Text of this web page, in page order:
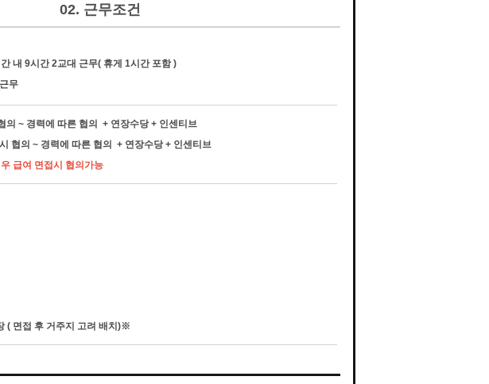
02. 근무조건
내 9시간 2교대 근무( 휴게 1시간 포함 )
무
의 ~ 경력에 따른 협의 + 연장수당 + 인센티브
협의 ~ 경력에 따른 협의 + 연장수당 + 인센티브
급여 면접시 협의가능
( 면접 후 거주지 고려 배치)※